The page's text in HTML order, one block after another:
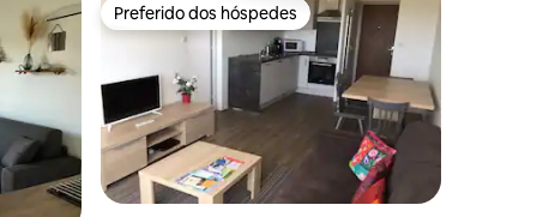
Preferido dos hóspedes
Preferido dos hóspedes